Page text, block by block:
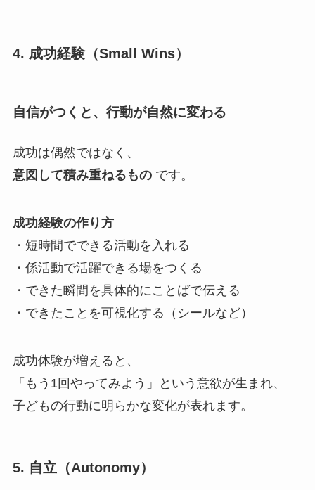
4. 成功経験（Small Wins）
自信がつくと、行動が自然に変わる
成功は偶然ではなく、
意図して積み重ねるものです。
成功経験の作り方
・短時間でできる活動を入れる
・係活動で活躍できる場をつくる
・できた瞬間を具体的にことばで伝える
・できたことを可視化する（シールなど）
成功体験が増えると、
「もう1回やってみよう」という意欲が生まれ、
子どもの行動に明らかな変化が表れます。
5. 自立（Autonomy）